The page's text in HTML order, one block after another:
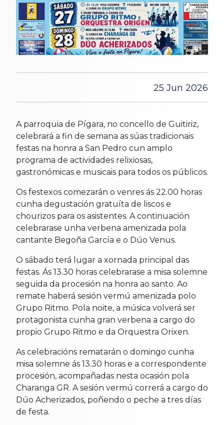
25 Jun 2026
A parroquia de Pígara, no concello de Guitiriz,
celebrará a fin de semana as súas tradicionais
festas na honra a San Pedro cun amplo
programa de actividades relixiosas,
gastronómicas e musicais para todos os públicos.
Os festexos comezarán o venres ás 22.00 horas
cunha degustación gratuíta de liscos e
chourizos para os asistentes. A continuación
celebrarase unha verbena amenizada pola
cantante Begoña García e o Dúo Venus.
O sábado terá lugar a xornada principal das
festas. Ás 13.30 horas celebrarase a misa solemne
seguida da procesión na honra ao santo. Ao
remate haberá sesión vermú amenizada polo
Grupo Ritmo. Pola noite, a música volverá ser
protagonista cunha gran verbena a cargo do
propio Grupo Ritmo e da Orquestra Orixen.
As celebracións rematarán o domingo cunha
misa solemne ás 13.30 horas e a correspondente
procesión, acompañadas nesta ocasión pola
Charanga GR. A sesión vermú correrá a cargo do
Dúo Acherizados, poñendo o peche a tres días
de festa.